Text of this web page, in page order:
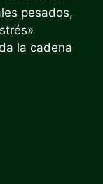
pesados,
la cadena